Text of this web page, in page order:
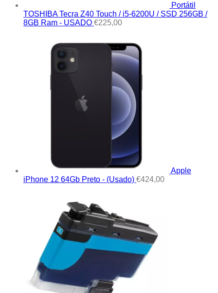
Portátil
TOSHIBA Tecra Z40 Touch / i5-6200U / SSD 256GB /
8GB Ram - USADO €225,00
Apple
iPhone 12 64Gb Preto - (Usado) €424,00